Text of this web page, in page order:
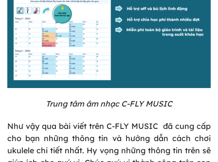
Trung tâm âm nhạc C-FLY MUSIC
Như vậy qua bài viết trên C-FLY MUSIC đã cung cấp
cho bạn những thông tin và hướng dẫn cách chơi
ukulele chi tiết nhất. Hy vọng những thông tin trên sẽ